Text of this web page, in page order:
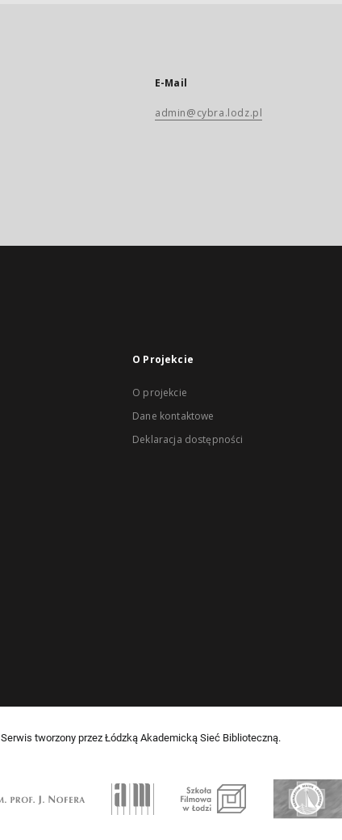
E-Mail
admin@cybra.lodz.pl
O Projekcie
O projekcie
Dane kontaktowe
Deklaracja dostępności
Serwis tworzony przez Łódzką Akademicką Sieć Biblioteczną.